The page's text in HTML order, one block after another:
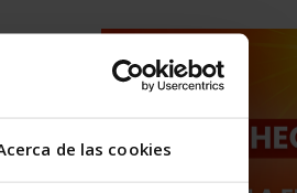
de las cookies